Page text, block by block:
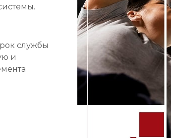
службы
и